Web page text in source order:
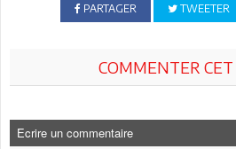
PARTAGER TWEETER
COMMENTER
Ecrire un commentaire